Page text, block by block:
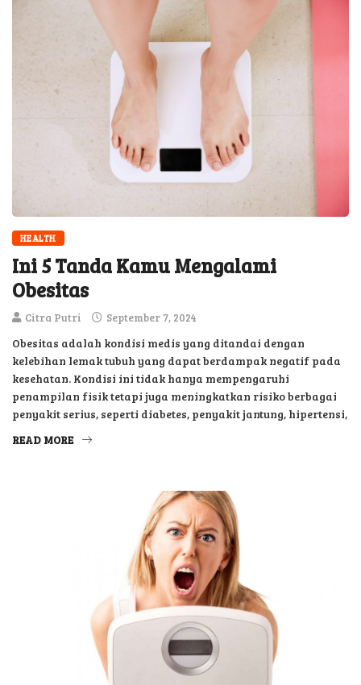
HEALTH
Ini 5 Tanda Kamu Mengalami
Obesitas
Citra Putri September 7, 2024
Obesitas adalah kondisi medis yang ditandai dengan
kelebihan lemak tubuh yang dapat berdampak negatif pada
kesehatan. Kondisi ini tidak hanya mempengaruhi
penampilan fisik tetapi juga meningkatkan risiko berbagai
penyakit serius, seperti diabetes, penyakit jantung, hipertensi,
READ MORE